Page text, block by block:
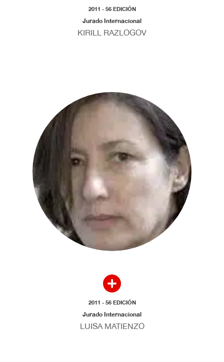
2011 - 56 EDICIÓN
Jurado Internacional
KIRILL RAZLOGOV
2011 - 56 EDICIÓN
Jurado Internacional
LUISA MATIENZO